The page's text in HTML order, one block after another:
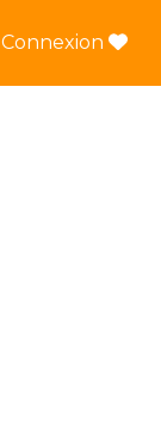
Connexion